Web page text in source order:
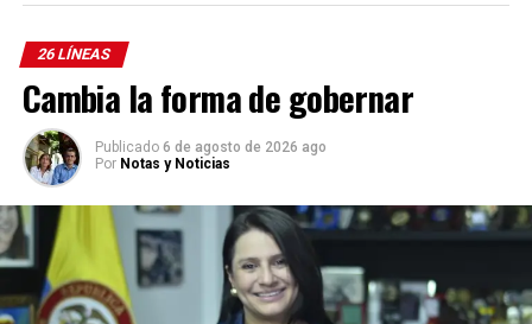
26 LÍNEAS
Cambia la forma de gobernar
Publicado 6 de agosto de 2026 ago
Por Notas y Noticias